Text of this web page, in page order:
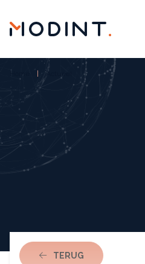
Actueel
TERUGNAAR ACTUEEL